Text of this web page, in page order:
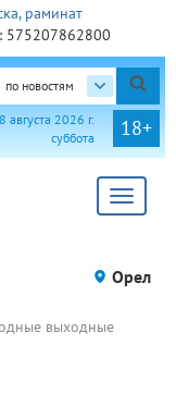
575207862800
по новостям
18+
8 августа 2026 г.
суббота
Toggle
Орел
выходные